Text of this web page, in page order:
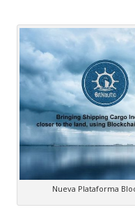
Nueva Plataforma